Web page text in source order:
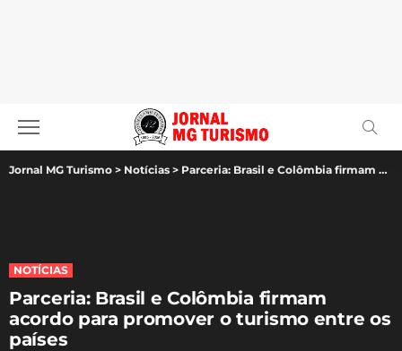
Jornal MG Turismo > Notícias > Parceria: Brasil e Colômbia firmam acordo para promover o turismo entre os países
NOTÍCIAS
Parceria: Brasil e Colômbia firmam
acordo para promover o turismo entre os
países